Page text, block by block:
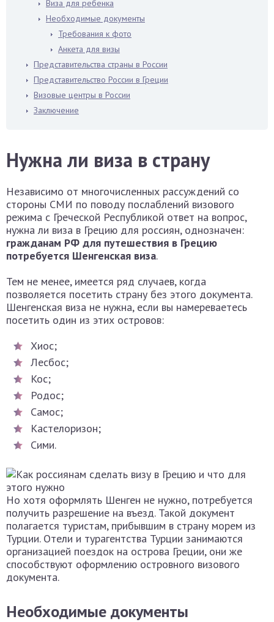
Виза для ребенка
Необходимые документы
Требования к фото
Анкета для визы
Представительства страны в России
Представительство России в Греции
Визовые центры в России
Заключение
Нужна ли виза в страну
Независимо от многочисленных рассуждений со
стороны СМИ по поводу послаблений визового
режима с Греческой Республикой ответ на вопрос,
нужна ли виза в Грецию для россиян, однозначен:
гражданам РФ для путешествия в Грецию
потребуется Шенгенская виза.
Тем не менее, имеется ряд случаев, когда
позволяется посетить страну без этого документа.
Шенгенская виза не нужна, если вы намереваетесь
посетить один из этих островов:
Хиос;
Лесбос;
Кос;
Родос;
Самос;
Кастелоризон;
Сими.
Но хотя оформлять Шенген не нужно, потребуется
получить разрешение на въезд. Такой документ
полагается туристам, прибывшим в страну морем из
Турции. Отели и турагентства Турции занимаются
организацией поездок на острова Греции, они же
способствуют оформлению островного визового
документа.
Необходимые документы